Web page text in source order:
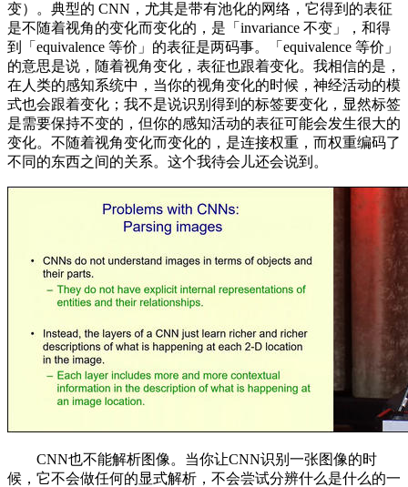
变）。典型的 CNN，尤其是带有池化的网络，它得到的表征
是不随着视角的变化而变化的，是「invariance 不变」，和得
到「equivalence 等价」的表征是两码事。「equivalence 等价」
的意思是说，随着视角变化，表征也跟着变化。我相信的是，
在人类的感知系统中，当你的视角变化的时候，神经活动的模
式也会跟着变化；我不是说识别得到的标签要变化，显然标签
是需要保持不变的，但你的感知活动的表征可能会发生很大的
变化。不随着视角变化而变化的，是连接权重，而权重编码了
不同的东西之间的关系。这个我待会儿还会说到。
CNN也不能解析图像。当你让CNN识别一张图像的时
候，它不会做任何的显式解析，不会尝试分辨什么是什么的一